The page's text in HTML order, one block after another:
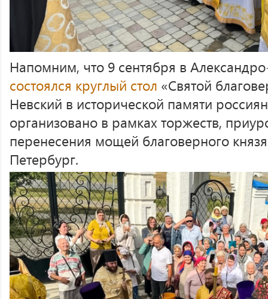
Напомним, что 9 сентября в
состоялся круглый стол «Святой
Невский в исторической памяти
организовано в рамках торжеств,
перенесения мощей благоверного
Петербург.